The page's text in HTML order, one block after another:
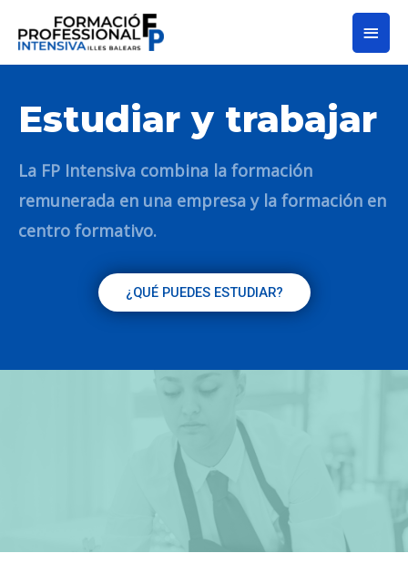
Estudiar y trabajar
La FP Intensiva combina la formación
remunerada en una empresa y la formación en
centro formativo.
¿QUÉ PUEDES ESTUDIAR?